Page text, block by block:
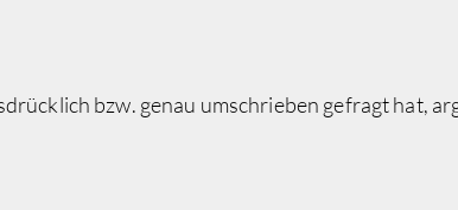
bzw. genau umschrieben gefragt hat,